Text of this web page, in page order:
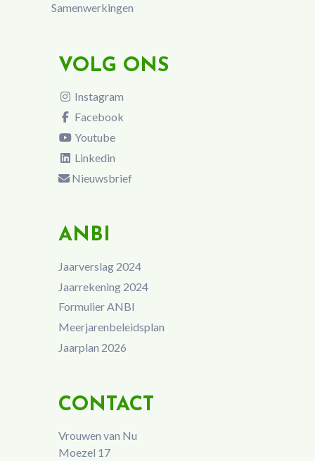
Samenwerkingen
VOLG ONS
Instagram
Facebook
Youtube
Linkedin
Nieuwsbrief
ANBI
Jaarverslag 2024
Jaarrekening 2024
Formulier ANBI
Meerjarenbeleidsplan
Jaarplan 2026
CONTACT
Vrouwen van Nu
Moezel 17